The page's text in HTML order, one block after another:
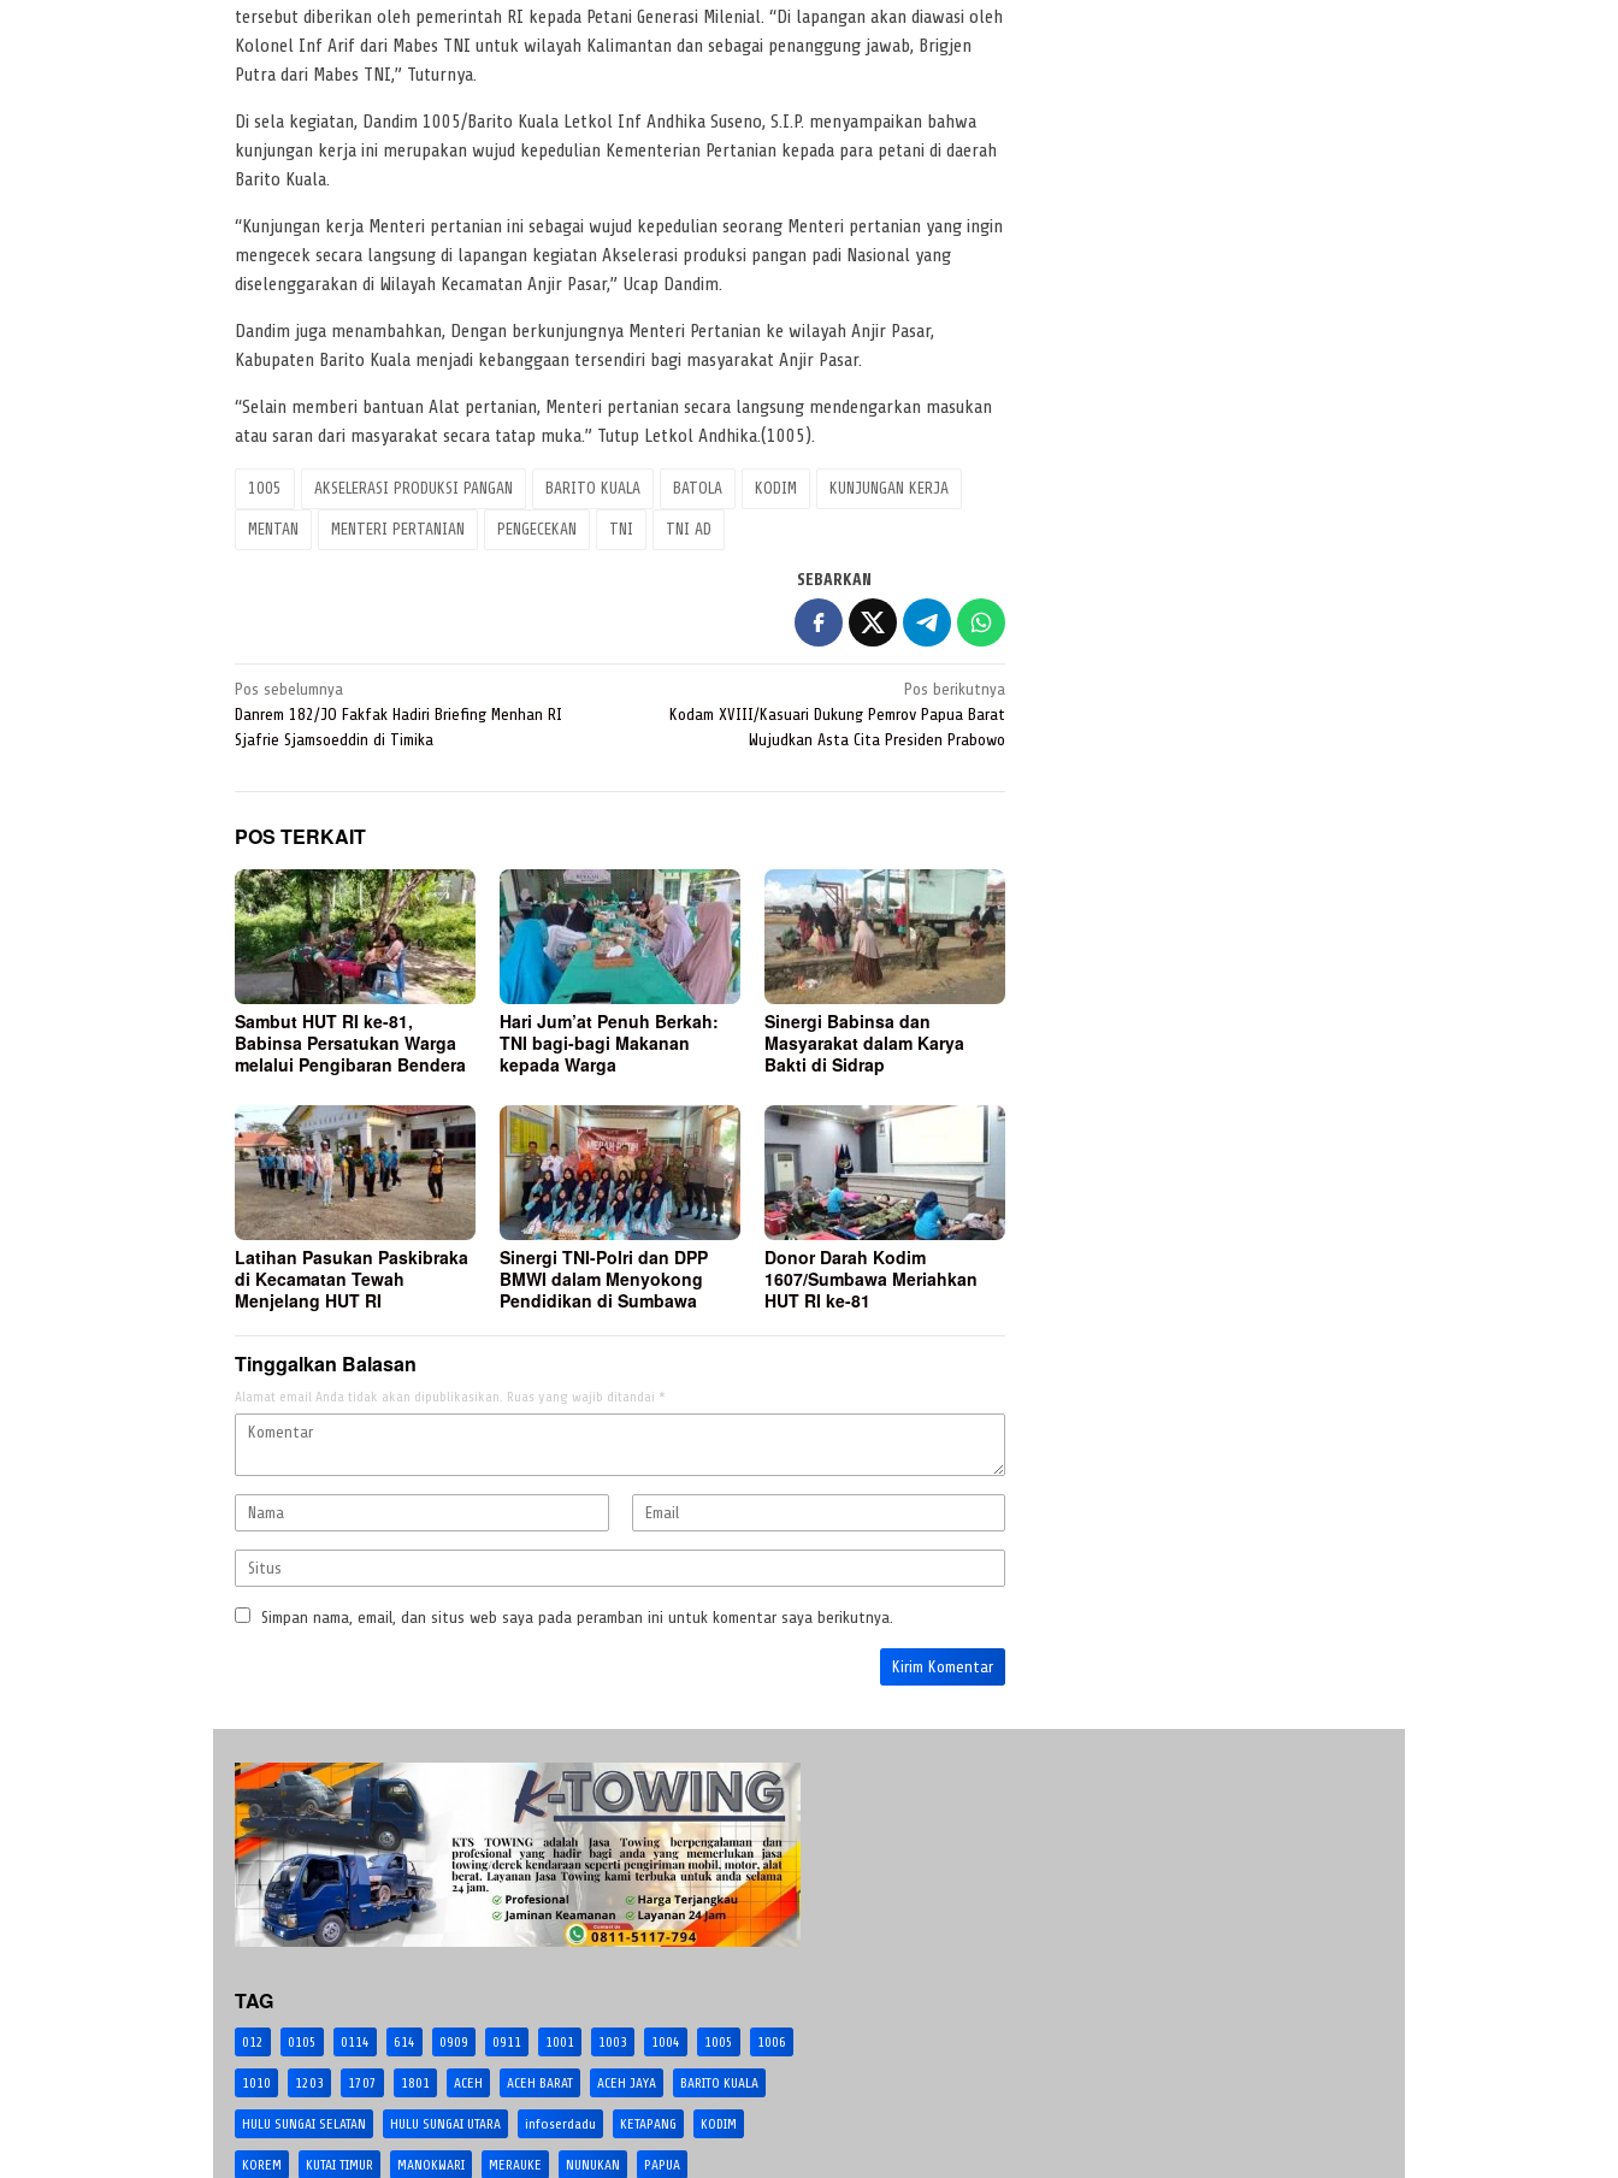
tersebut diberikan oleh pemerintah RI kepada Petani Generasi Milenial. “Di lapangan akan diawasi oleh
Kolonel Inf Arif dari Mabes TNI untuk wilayah Kalimantan dan sebagai penanggung jawab, Brigjen
Putra dari Mabes TNI,” Tuturnya.
Di sela kegiatan, Dandim 1005/Barito Kuala Letkol Inf Andhika Suseno, S.I.P. menyampaikan bahwa
kunjungan kerja ini merupakan wujud kepedulian Kementerian Pertanian kepada para petani di daerah
Barito Kuala.
“Kunjungan kerja Menteri pertanian ini sebagai wujud kepedulian seorang Menteri pertanian yang ingin
mengecek secara langsung di lapangan kegiatan Akselerasi produksi pangan padi Nasional yang
diselenggarakan di Wilayah Kecamatan Anjir Pasar,” Ucap Dandim.
Dandim juga menambahkan, Dengan berkunjungnya Menteri Pertanian ke wilayah Anjir Pasar,
Kabupaten Barito Kuala menjadi kebanggaan tersendiri bagi masyarakat Anjir Pasar.
“Selain memberi bantuan Alat pertanian, Menteri pertanian secara langsung mendengarkan masukan
atau saran dari masyarakat secara tatap muka.” Tutup Letkol Andhika.(1005).
1005 AKSELERASI PRODUKSI PANGAN BARITO KUALA BATOLA KODIM KUNJUNGAN KERJA
MENTAN MENTERI PERTANIAN PENGECEKAN TNI TNI AD
SEBARKAN
Navigasi
pos
Pos sebelumnya
Danrem 182/JO Fakfak Hadiri Briefing Menhan RI
Sjafrie Sjamsoeddin di Timika
Pos berikutnya
Kodam XVIII/Kasuari Dukung Pemrov Papua Barat
Wujudkan Asta Cita Presiden Prabowo
POS TERKAIT
Sambut HUT RI ke-81,
Babinsa Persatukan Warga
melalui Pengibaran Bendera
Hari Jum’at Penuh Berkah:
TNI bagi-bagi Makanan
kepada Warga
Sinergi Babinsa dan
Masyarakat dalam Karya
Bakti di Sidrap
Latihan Pasukan Paskibraka
di Kecamatan Tewah
Menjelang HUT RI
Sinergi TNI-Polri dan DPP
BMWI dalam Menyokong
Pendidikan di Sumbawa
Donor Darah Kodim
1607/Sumbawa Meriahkan
HUT RI ke-81
Tinggalkan Balasan
Alamat email Anda tidak akan dipublikasikan. Ruas yang wajib ditandai *
Simpan nama, email, dan situs web saya pada peramban ini untuk komentar saya berikutnya.
TAG
012 0105 0114 614 0909 0911 1001 1003 1004 1005 1006
1010 1203 1707 1801 ACEH ACEH BARAT ACEH JAYA BARITO KUALA
HULU SUNGAI SELATAN HULU SUNGAI UTARA infoserdadu KETAPANG KODIM
KOREM KUTAI TIMUR MANOKWARI MERAUKE NUNUKAN PAPUA